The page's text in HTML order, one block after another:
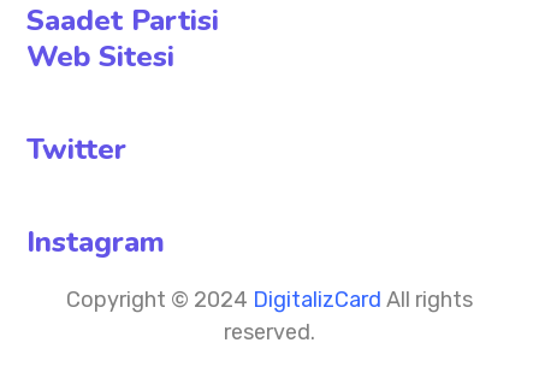
Saadet Partisi
Web Sitesi
Twitter
Instagram
Copyright © 2024 DigitalizCard All rights
reserved.